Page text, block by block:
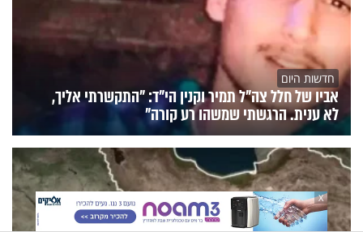
חדשות היום
אביו של חלל צה"ל תמיר וקנין הי"ד: "התקשרתי אליך,
לא ענית. הרגשתי שמשהו רע קורה"
X